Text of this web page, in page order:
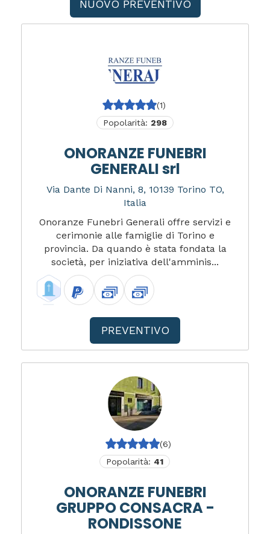
NUOVO PREVENTIVO
(1)
Popolarità: 298
ONORANZE FUNEBRI
GENERALI srl
Via Dante Di Nanni, 8, 10139 Torino TO,
Italia
Onoranze Funebri Generali offre servizi e
cerimonie alle famiglie di Torino e
provincia. Da quando è stata fondata la
società, per iniziativa dell'amminis...
PREVENTIVO
(6)
Popolarità: 41
ONORANZE FUNEBRI
GRUPPO CONSACRA -
RONDISSONE